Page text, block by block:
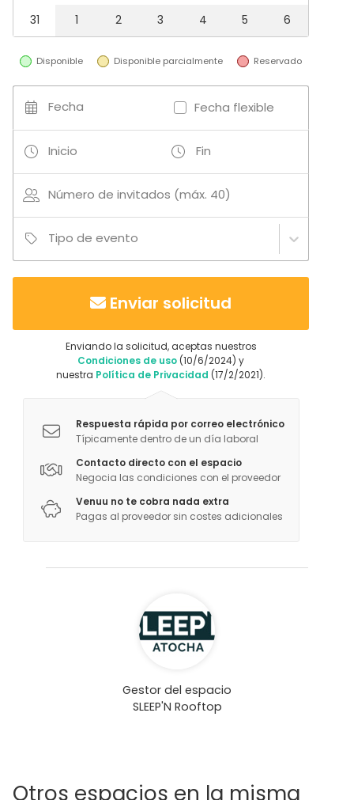
31
1 2 3 4 5 6
Disponible Disponible parcialmente Reservado
Fecha Fecha flexible
Inicio Fin
Número de invitados (máx. 40)
Tipo de evento
Enviar solicitud
Enviando la solicitud, aceptas nuestros
Condiciones de uso (10/6/2024) y
nuestra Política de Privacidad (17/2/2021).
Respuesta rápida por correo electrónico
Típicamente dentro de un día laboral
Contacto directo con el espacio
Negocia las condiciones con el proveedor
Venuu no te cobra nada extra
Pagas al proveedor sin costes adicionales
Gestor del espacio
SLEEP'N Rooftop
Otros espacios en la misma